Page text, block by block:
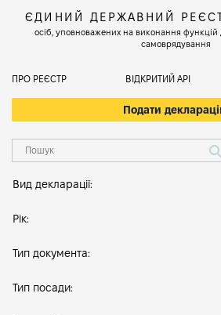
ЄДИНИЙ ДЕРЖАВНИЙ
осіб, уповноважених на виконання функцій
самоврядування
ПРО РЕЄСТР ВІДКРИТИЙ АРІ
Подати
Вид декларації:
Рік:
Тип документа:
Тип посади: